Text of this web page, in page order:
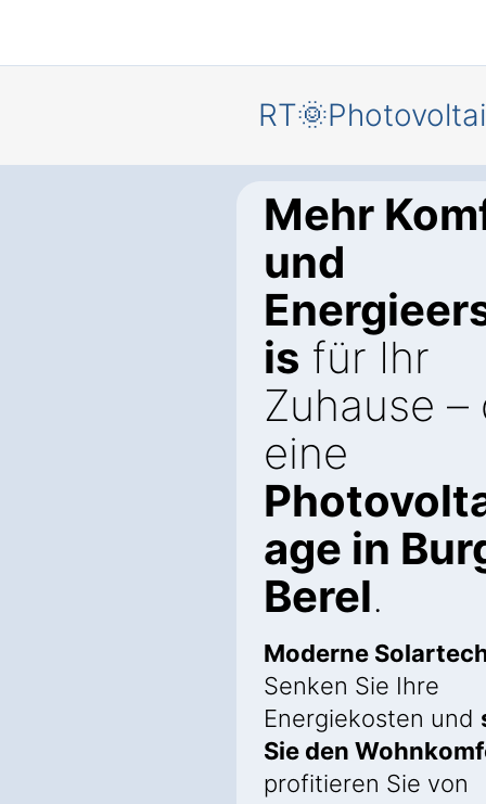
Mehr
und
is für Ihr
Zuhause –
eine
age in
Berel.
Moderne
Senken Sie Ihre
Energiekosten und
Sie den
profitieren Sie von